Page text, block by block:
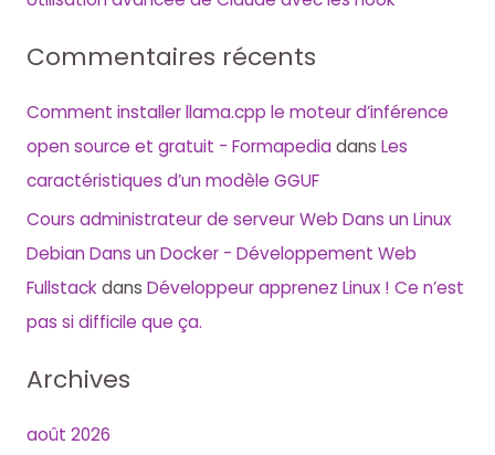
Commentaires récents
Comment installer llama.cpp le moteur d’inférence
open source et gratuit - Formapediadans Les
caractéristiques d’un modèle GGUF
Cours administrateur de serveur Web Dans un Linux
Debian Dans un Docker - Développement Web
Fullstack dans Développeur apprenez Linux ! Ce n’est
pas si difficile que ça.
Archives
août 2026